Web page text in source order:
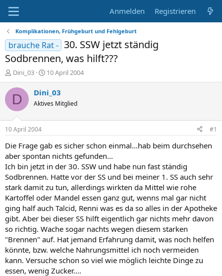
Anmelden Registrieren
Komplikationen, Frühgeburt und Fehlgeburt
brauche Rat - 30. SSW jetzt ständig
Sodbrennen, was hilft???
E
r
s
e
r
Dini_03
E
r
s
e
t
a
10 April 2004
D Dini_03
Aktives Mitglied
10 April 2004 #1
Die Frage gab es sicher schon einmal...hab beim durchsehen
aber spontan nichts gefunden...
Ich bin jetzt in der 30. SSW und habe nun fast ständig
Sodbrennen. Hatte vor der SS und bei meiner 1. SS auch sehr
stark damit zu tun, allerdings wirkten da Mittel wie rohe
Kartoffel oder Mandel essen ganz gut, wenns mal gar nicht
ging half auch Talcid, Renni was es da so alles in der Apotheke
gibt. Aber bei dieser SS hilft eigentlich gar nichts mehr davon
so richtig. Wache sogar nachts wegen diesem starken
"Brennen" auf. Hat jemand Erfahrung damit, was noch helfen
könnte, bzw. welche Nahrungsmittel ich noch vermeiden
kann. Versuche schon so viel wie möglich leichte Dinge zu
essen, wenig Zucker....